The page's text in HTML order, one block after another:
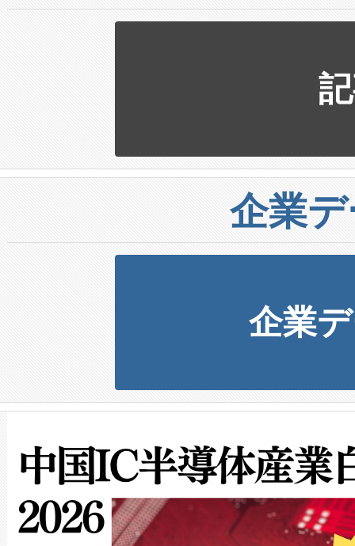
企業
企業